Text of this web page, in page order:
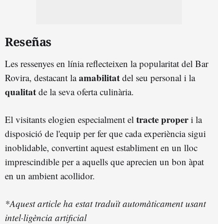
Reseñas
Les ressenyes en línia reflecteixen la popularitat del Bar
Rovira, destacant laamabilitat del seu personal i la
qualitat de la seva oferta culinària.
El visitants elogien especialment el tracte properi la
disposició de l'equip per fer que cada experiència sigui
inoblidable, convertint aquest establiment en un lloc
imprescindible per a aquells que aprecien un bon àpat
en un ambient acollidor.
*Aquest article ha estat traduït automàticament usant
intel·ligència artificial